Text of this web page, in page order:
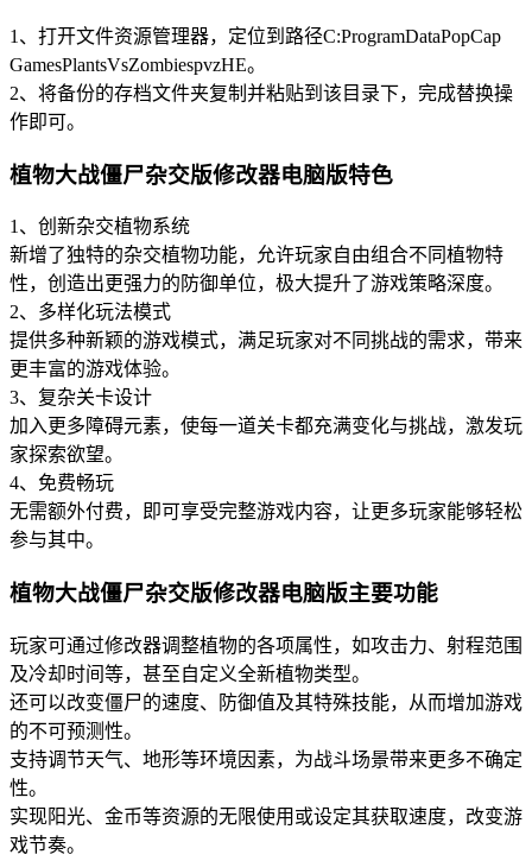
1、打开文件资源管理器，定位到路径C:ProgramDataPopCap
GamesPlantsVsZombiespvzHE。
2、将备份的存档文件夹复制并粘贴到该目录下，完成替换操
作即可。
植物大战僵尸杂交版修改器电脑版特色
1、创新杂交植物系统
新增了独特的杂交植物功能，允许玩家自由组合不同植物特
性，创造出更强力的防御单位，极大提升了游戏策略深度。
2、多样化玩法模式
提供多种新颖的游戏模式，满足玩家对不同挑战的需求，带来
更丰富的游戏体验。
3、复杂关卡设计
加入更多障碍元素，使每一道关卡都充满变化与挑战，激发玩
家探索欲望。
4、免费畅玩
无需额外付费，即可享受完整游戏内容，让更多玩家能够轻松
参与其中。
植物大战僵尸杂交版修改器电脑版主要功能
玩家可通过修改器调整植物的各项属性，如攻击力、射程范围
及冷却时间等，甚至自定义全新植物类型。
还可以改变僵尸的速度、防御值及其特殊技能，从而增加游戏
的不可预测性。
支持调节天气、地形等环境因素，为战斗场景带来更多不确定
性。
实现阳光、金币等资源的无限使用或设定其获取速度，改变游
戏节奏。